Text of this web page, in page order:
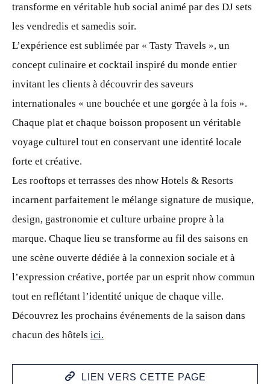
transforme en véritable hub social animé par des DJ sets
les vendredis et samedis soir.
L’expérience est sublimée par « Tasty Travels », un
concept culinaire et cocktail inspiré du monde entier
invitant les clients à découvrir des saveurs
internationales « une bouchée et une gorgée à la fois ».
Chaque plat et chaque boisson proposent un véritable
voyage culturel tout en conservant une identité locale
forte et créative.
Les rooftops et terrasses des nhow Hotels & Resorts
incarnent parfaitement le mélange signature de musique,
design, gastronomie et culture urbaine propre à la
marque. Chaque lieu se transforme au fil des saisons en
une scène ouverte dédiée à la connexion sociale et à
l’expression créative, portée par un esprit nhow commun
tout en reflétant l’identité unique de chaque ville.
Découvrez les prochains événements de la saison dans
chacun des hôtels ici.
LIEN VERS CETTE PAGE